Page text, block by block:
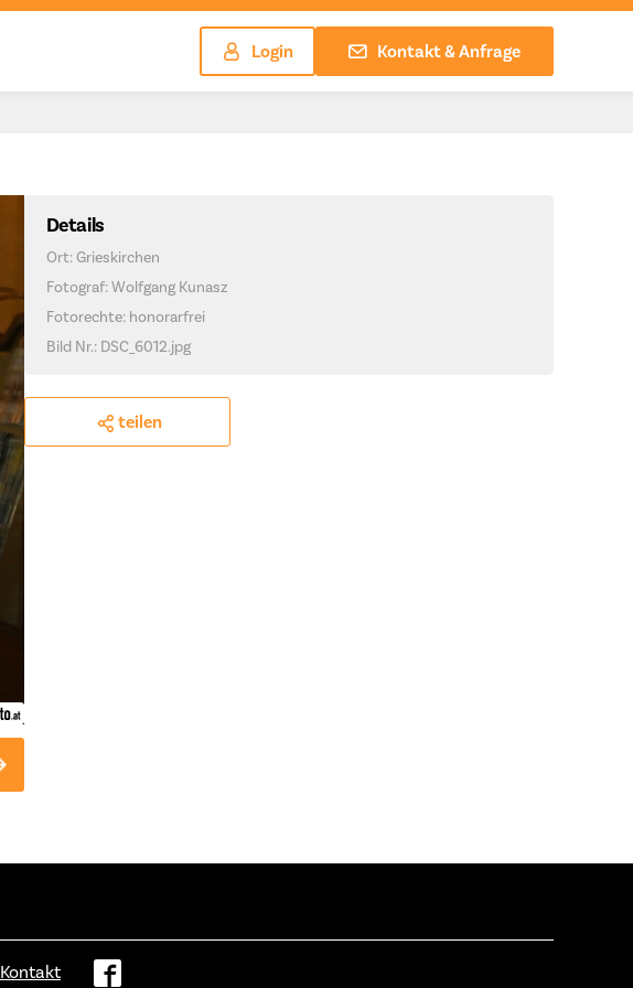
Login Kontakt & Anfrage
Details
Ort: Grieskirchen
Fotograf: Wolfgang Kunasz
Fotorechte: honorarfrei
Bild Nr.: DSC_6012.jpg
teilen
Kontakt